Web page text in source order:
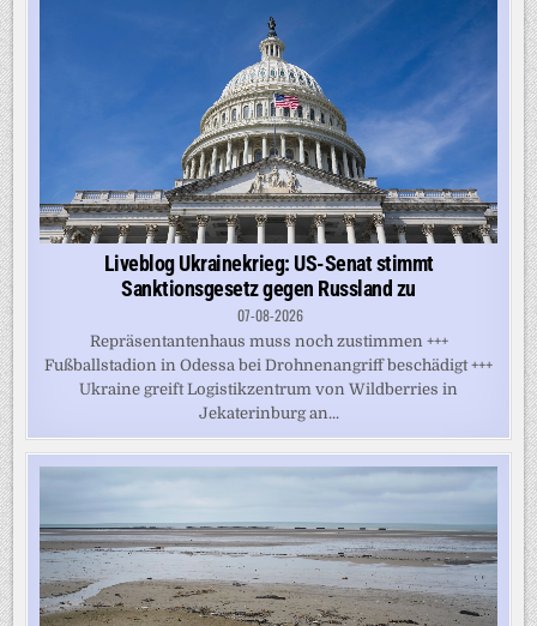
Liveblog Ukrainekrieg: US-Senat stimmt
Sanktionsgesetz gegen Russland zu
07-08-2026
Repräsentantenhaus muss noch zustimmen +++
Fußballstadion in Odessa bei Drohnenangriff beschädigt +++
Ukraine greift Logistikzentrum von Wildberries in
Jekaterinburg an...